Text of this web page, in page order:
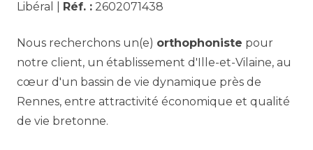
Libéral | Réf. : 2602071438
Nous recherchons un(e) orthophoniste pour
notre client, un établissement d'Ille-et-Vilaine, au
cœur d'un bassin de vie dynamique près de
Rennes, entre attractivité économique et qualité
de vie bretonne.